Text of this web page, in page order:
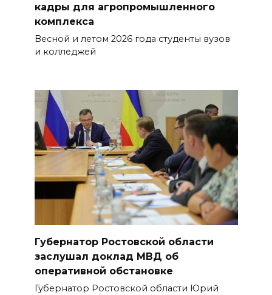
кадры для агропромышленного
комплекса
Весной и летом 2026 года студенты вузов
и колледжей
Губернатор Ростовской области
заслушал доклад МВД об
оперативной обстановке
Губернатор Ростовской области Юрий